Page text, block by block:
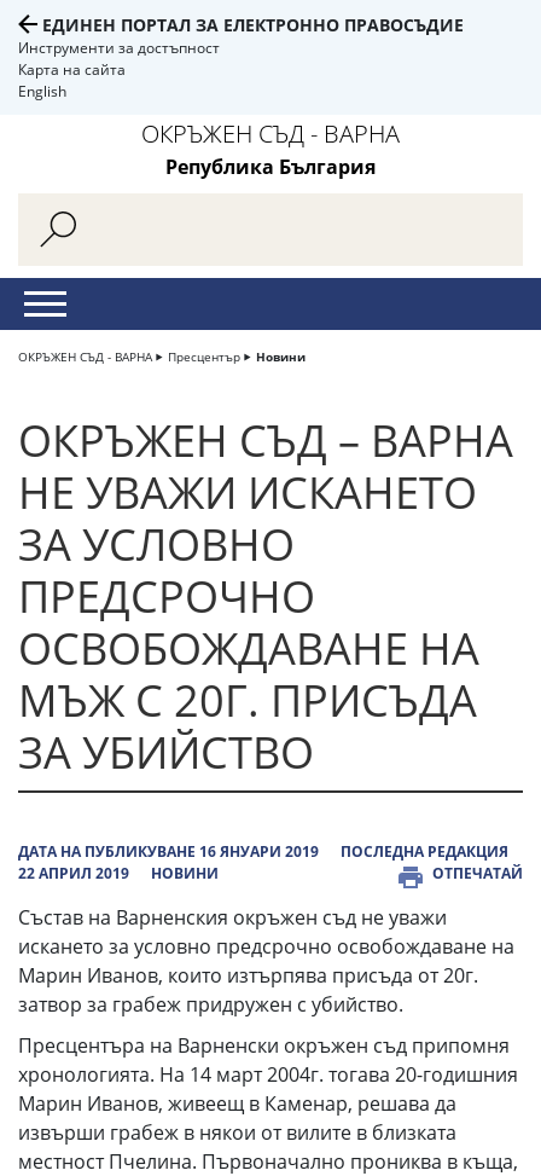
ЕДИНЕН ПОРТАЛ ЗА ЕЛЕКТРОННО ПРАВОСЪДИЕ
Инструменти за достъпност
Карта на сайта
English
ОКРЪЖЕН СЪД - ВАРНА
Република България
ОКРЪЖЕН СЪД - ВАРНА Пресцентър Новини
ОКРЪЖЕН СЪД – ВАРНА
НЕ УВАЖИ ИСКАНЕТО
ЗА УСЛОВНО
ПРЕДСРОЧНО
ОСВОБОЖДАВАНЕ НА
МЪЖ С 20Г. ПРИСЪДА
ЗА УБИЙСТВО
ДАТА НА ПУБЛИКУВАНЕ 16 ЯНУАРИ 2019
ПОСЛЕДНА РЕДАКЦИЯ
22 АПРИЛ 2019
НОВИНИ ОТПЕЧАТАЙ
Състав на Варненския окръжен съд не уважи
искането за условно предсрочно освобождаване на
Марин Иванов, които изтърпява присъда от 20г.
затвор за грабеж придружен с убийство.
Пресцентъра на Варненски окръжен съд припомня
хронологията. На 14 март 2004г. тогава 20-годишния
Марин Иванов, живеещ в Каменар, решава да
извърши грабеж в някои от вилите в близката
местност Пчелина. Първоначално прониква в къща,